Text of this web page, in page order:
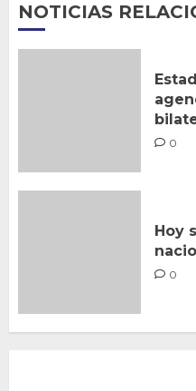
NOTICIAS
0
Hoy
0